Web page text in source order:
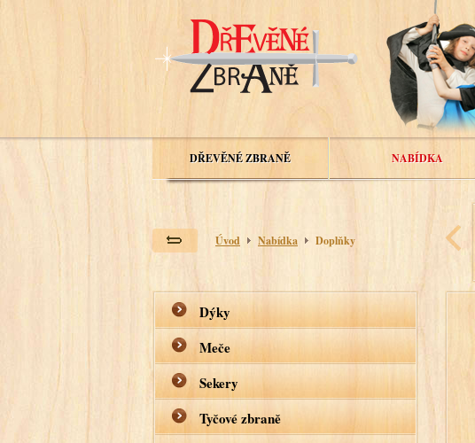
DŘEVĚNÉ ZBRANĚ NABÍDKA
Úvod Nabídka Doplňky
Dýky
Meče
Sekery
Tyčové zbraně